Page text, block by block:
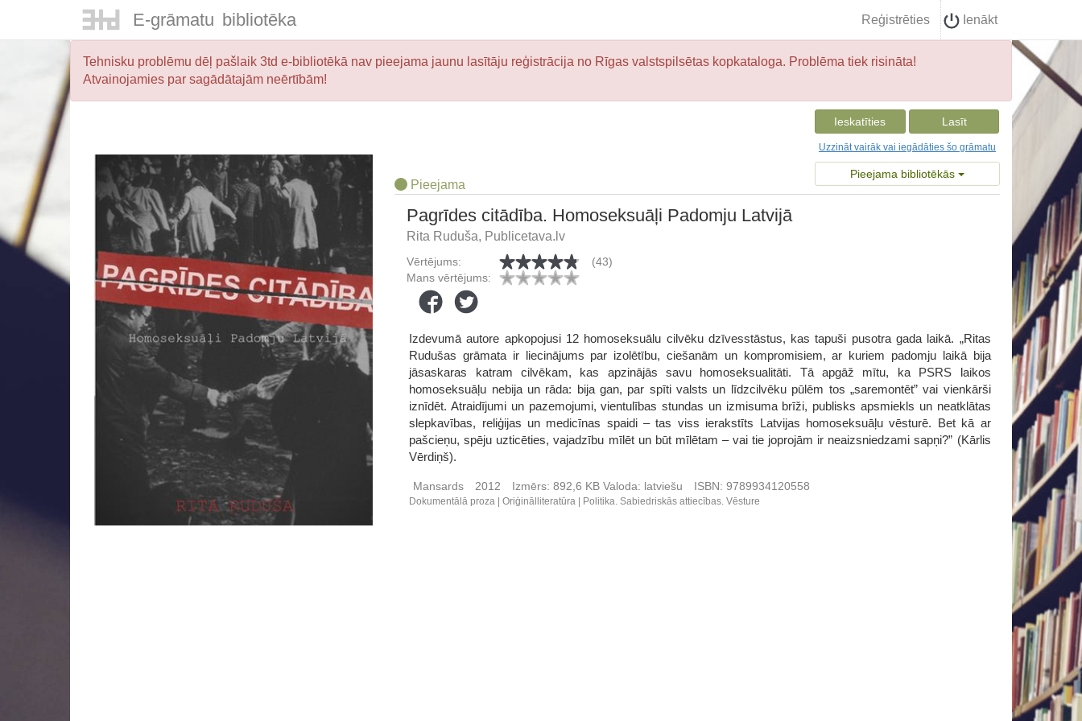
E-grāmatu bibliotēka Reģistrēties Ienākt
Tehnisku problēmu dēļ pašlaik 3td e-bibliotēkā nav pieejama jaunu lasītāju reģistrācija no Rīgas valstspilsētas kopkataloga. Problēma tiek risināta!
Atvainojamies par sagādātajām neērtībām!
Ieskatīties Lasīt
Uzzināt vairāk vai iegādāties šo grāmatu
Pieejama bibliotēkās
Pieejama
Pagrīdes citādība. Homoseksuāļi Padomju Latvijā
Rita Ruduša, Publicetava.lv
Vērtējums:
(43)
Mans vērtējums:
Izdevumā autore apkopojusi 12 homoseksuālu cilvēku dzīvesstāstus, kas tapuši pusotra gada laikā. „Ritas
Rudušas grāmata ir liecinājums par izolētību, ciešanām un kompromisiem, ar kuriem padomju laikā bija
jāsaskaras katram cilvēkam, kas apzinājās savu homoseksualitāti. Tā apgāž mītu, ka PSRS laikos
homoseksuāļu nebija un rāda: bija gan, par spīti valsts un līdzcilvēku pūlēm tos „saremontēt” vai vienkārši
iznīdēt. Atraidījumi un pazemojumi, vientulības stundas un izmisuma brīži, publisks apsmiekls un neatklātas
slepkavības, reliģijas un medicīnas spaidi – tas viss ierakstīts Latvijas homoseksuāļu vēsturē. Bet kā ar
pašcieņu, spēju uzticēties, vajadzību mīlēt un būt mīlētam – vai tie joprojām ir neaizsniedzami sapņi?” (Kārlis
Vērdiņš).
Mansards 2012 Izmērs: 892,6 KBValoda: latviešu ISBN: 9789934120558
Dokumentālā proza Oriģinālliteratūra Politika. Sabiedriskās attiecības. Vēsture